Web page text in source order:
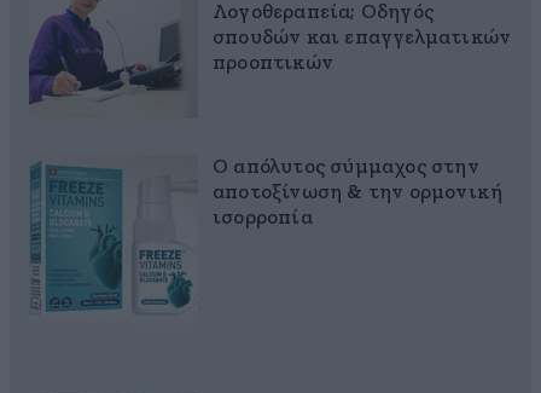
Λογοθεραπεία; Οδηγός
σπουδών και επαγγελματικών
προοπτικών
Ο απόλυτος σύμμαχος στην
αποτοξίνωση & την ορμονική
ισορροπία